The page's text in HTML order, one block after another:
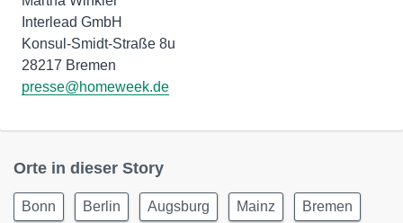
Interlead GmbH
Konsul-Smidt-Straße 8u
presse@homeweek.de
Orte in dieser Story
Bonn Berlin Augsburg Mainz Bremen